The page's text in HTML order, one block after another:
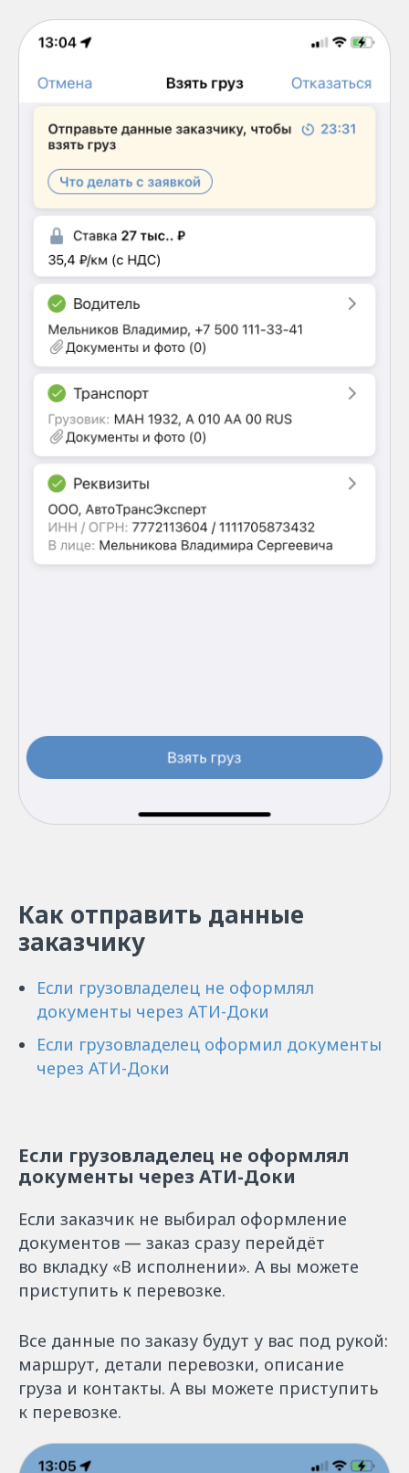
Как отправить данные
заказчику
Если грузовладелец не оформлял
документы через АТИ-Доки
Если грузовладелец оформил документы
через АТИ-Доки
Если грузовладелец не оформлял
документы через АТИ-Доки
Если заказчик не выбирал оформление
документов — заказ сразу перейдёт
во вкладку «В исполнении». А вы можете
приступить к перевозке.
Все данные по заказу будут у вас под рукой:
маршрут, детали перевозки, описание
груза и контакты. А вы можете приступить
к перевозке.